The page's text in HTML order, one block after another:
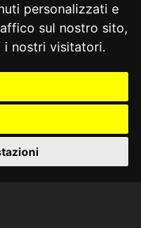
personalizzati e
sul nostro sito,
i nostri visitatori.